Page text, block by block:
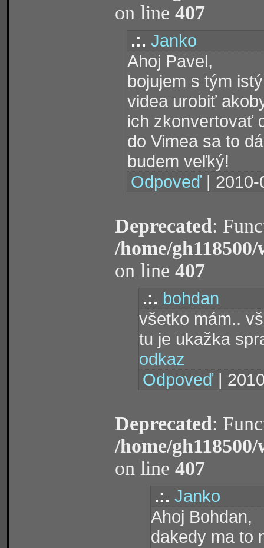
on line 407
.:. Janko
Ahoj Pavel,
bojujem s tým
videa urobiť
ich zkonvertovať
do Vimea sa to
budem veľký!
Odpoveď |
Deprecated:
/home/
on line 407
.:. bohdan
všetko mám..
tu je ukažka
odkaz
Odpoveď |
Deprecated:
/home/
on line 407
.:. Janko
Ahoj Bohdan,
dakedy ma to